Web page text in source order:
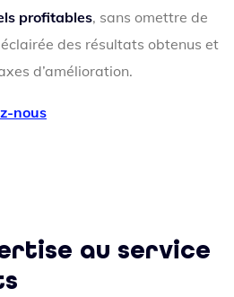
profitables, sans omettre de
des résultats obtenus et
d’amélioration.
nous
au service